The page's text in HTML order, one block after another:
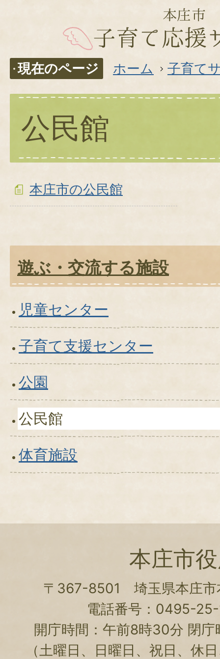
現在のページ ホーム 子育て
公民館
本庄市の公民館
遊ぶ・交流する施設
児童センター
子育て支援センター
公園
公民館
体育施設
本庄市
〒367-8501 埼玉県本庄市
電話番号：0495-25-
開庁時間：午前8時30分 閉
（土曜日、日曜日、祝日、休